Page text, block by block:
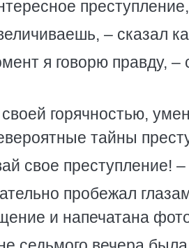
– сказал
я говорю правду,
горячностью,
тайны
свое преступление!
пробежал
и напечатана